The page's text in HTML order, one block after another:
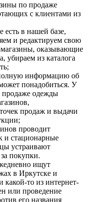
по продаже
с клиентами из
есть в нашей базе,
и редактируем свою
оказывающие
убираем из каталога
информацию об
понадобиться. У
продаже одежды
продаж и выдачи
проводит
и стационарные
устраивают
покупки.
ищут
в Иркутске и
какой-то из интернет-
или проведение
его названия